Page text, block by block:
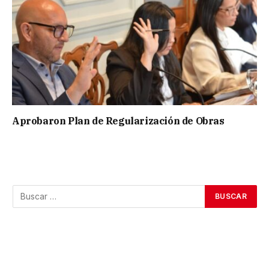
Aprobaron Plan de Regularización de Obras